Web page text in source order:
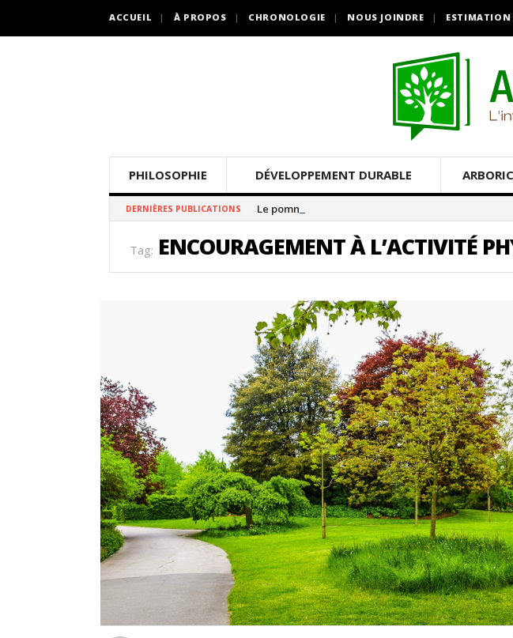
ACCUEIL À PROPOS CHRONOLOGIE NOUS JOINDRE ESTIMATION
PHILOSOPHIE DÉVELOPPEMENT DURABLE
DERNIÈRES PUBLICATIONS Le pommier thé
Tag: ENCOURAGEMENT À L’ACTIVITÉ